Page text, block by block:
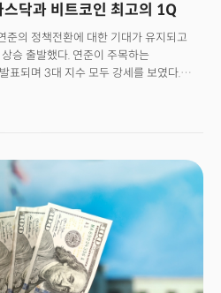
의 금리 인상에 따라 기업과 가계에
장애물로 지적되죠. 지난 7월 미국 연준이
설문조사에 따르면 지난 3개월 동안
행은 51%였습니다. 에버코어
의 신용 기준 강화는 수십 년간 통화
했습니다.
닥과 비트코인 최고의 1Q
의 정책전환에 대한 기대가 유지되고
승 출발했다. 연준이 주목하는
표되며 3대 지수 모두 강세를 보였다.
스닥 +0.23%)자산시장동향[8:42am
보다 둔화되는 인플레이션 데이터에
가 완화되며 하락. 10년물 국채금리는
하락. 통화동향: 미 달러화는 인플레이션
는 약세 전환. 파운드화는 보합세. 엔화
의 회복과 석유수출국기구와 동맹
세. 크루드유는 배럴당 74달러로 0.6%
우려를 반영하며 0.91% 하락. 물가는
화[8:59am ET]연준이 주목하는